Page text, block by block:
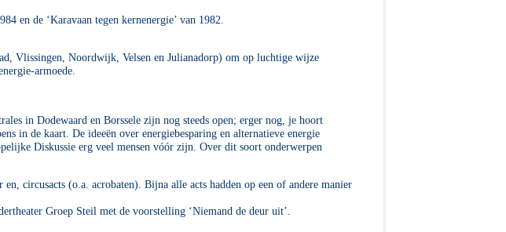
en de ‘Karavaan tegen kernenergie’ van 1982.
Vlissingen, Noordwijk, Velsen en Julianadorp) om op luchtige wijze
armoede.
in Dodewaard en Borssele zijn nog steeds open; erger nog, je hoort
in de kaart. De ideeën over energiebesparing en alternatieve energie
Diskussie erg veel mensen vóór zijn. Over dit soort onderwerpen
circusacts (o.a. acrobaten). Bijna alle acts hadden op een of andere manier
Groep Steil met de voorstelling ‘Niemand de deur uit’.